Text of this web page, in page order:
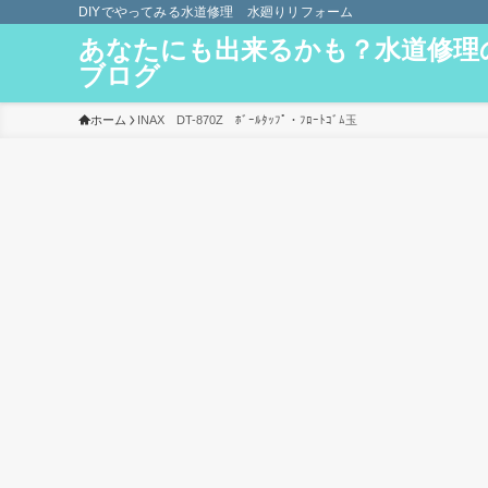
DIYでやってみる水道修理 水廻りリフォーム
あなたにも出来るかも？水道修理
ブログ
ホーム INAX DT-870Z ﾎﾞｰﾙﾀｯﾌﾟ・ﾌﾛｰﾄｺﾞﾑ玉